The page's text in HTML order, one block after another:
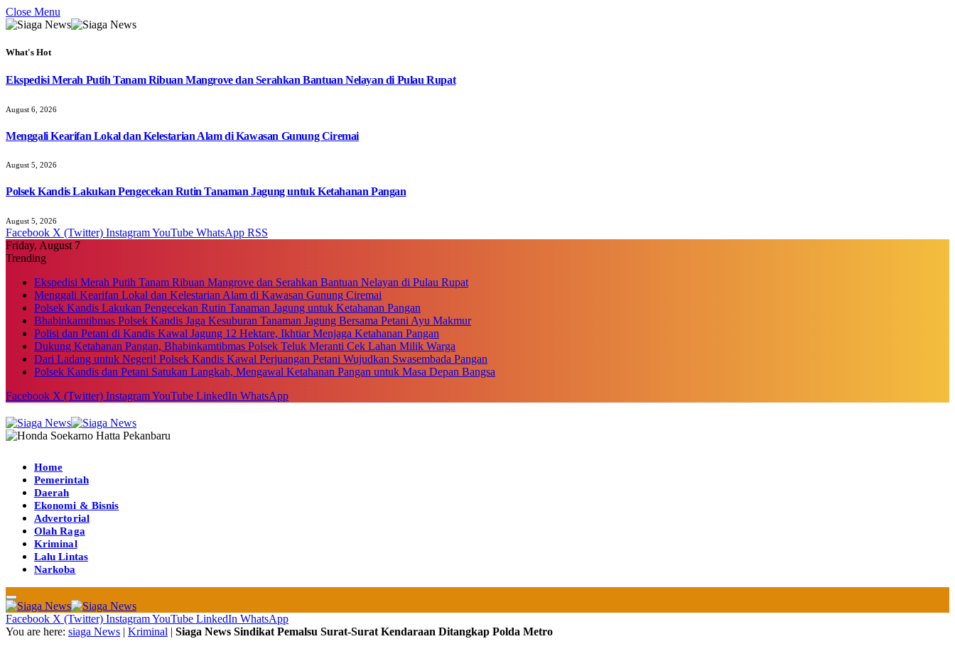
Close Menu
What's Hot
Ekspedisi Merah Putih Tanam Ribuan Mangrove dan Serahkan Bantuan Nelayan di Pulau Rupat
August 6, 2026
Menggali Kearifan Lokal dan Kelestarian Alam di Kawasan Gunung Ciremai
August 5, 2026
Polsek Kandis Lakukan Pengecekan Rutin Tanaman Jagung untuk Ketahanan Pangan
August 5, 2026
Facebook X (Twitter) InstagramYouTube WhatsApp RSS
Friday, August 7
Trending
Ekspedisi Merah Putih Tanam Ribuan Mangrove dan Serahkan Bantuan Nelayan di Pulau Rupat
Menggali Kearifan Lokal dan Kelestarian Alam di Kawasan Gunung Ciremai
Polsek Kandis Lakukan Pengecekan Rutin Tanaman Jagung untuk Ketahanan Pangan
Bhabinkamtibmas Polsek Kandis Jaga Kesuburan Tanaman Jagung Bersama Petani Ayu Makmur
Polisi dan Petani di Kandis Kawal Jagung 12 Hektare, Ikhtiar Menjaga Ketahanan Pangan
Dukung Ketahanan Pangan, Bhabinkamtibmas Polsek Teluk Meranti Cek Lahan Milik Warga
Dari Ladang untuk Negeri! Polsek Kandis Kawal Perjuangan Petani Wujudkan Swasembada Pangan
Polsek Kandis dan Petani Satukan Langkah, Mengawal Ketahanan Pangan untuk Masa Depan Bangsa
Facebook X (Twitter) InstagramYouTube LinkedIn WhatsApp
Home
Pemerintah
Daerah
Ekonomi & Bisnis
Advertorial
Olah Raga
Kriminal
Lalu Lintas
Narkoba
Facebook X (Twitter) InstagramYouTube LinkedIn WhatsApp
You are here: siaga News | Kriminal | Siaga News Sindikat Pemalsu Surat-Surat Kendaraan Ditangkap Polda Metro